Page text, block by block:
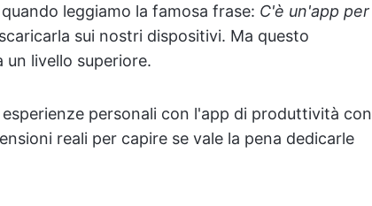
leggiamo la famosa frase: C'è un'app per
sui nostri dispositivi. Ma questo
livello superiore.
personali con l'app di produttività con
reali per capire se vale la pena dedicarle